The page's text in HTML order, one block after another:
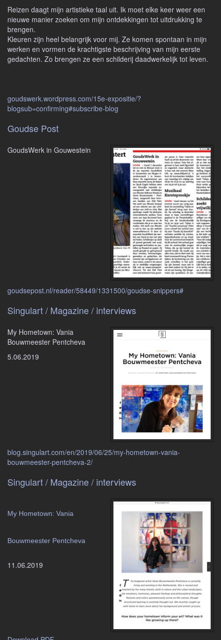
Reizen daagt mijn artistieke taal uit. Ik moet elke keer weer een
nieuwe manier zoeken om mijn ontdekkingen tot uitdrukking te
brengen.
Kleuren zijn heel belangrijk voor mij. Ze komen spontaan in mijn
werken en vormen de krachtigste beschrijving van mijn eerste
gedachten. Zo brengen ze een schilderij daadwerkelijk tot leven.
goudswerk.wordpress.com/15e-expositie/?
blogsub=confirming#subscribe-blog
Goudse Post
GoudsWerk in Gouwestein
goudsepost.nl/reader/58449/1331500/goudse-snippers#
Singulart / Magazine / interviews
My Hometown: Vania
Bouwmeester Pentcheva
5.06.2019
blog.singulart.com/en/2019/06/25/my-hometown-vania-
bouwmeester-pentcheva-2/
Singulart / Magazine / interviews
My Hometown: Vania
Bouwmeester Pentcheva
11.06.2019